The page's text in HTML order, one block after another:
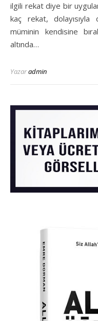
ilgili rekat diye bir
kaç rekat, dolayısıyla
müminin kendisine
altında…
Yazaradmin